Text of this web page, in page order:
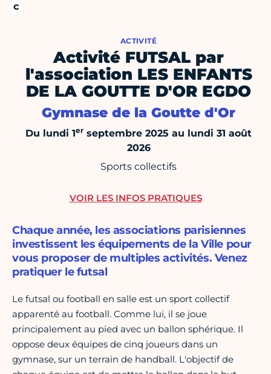
ACTIVITÉ
Activité FUTSAL par
l'association LES ENFANTS
DE LA GOUTTE D'OR EGDO
Gymnase de la Goutte d'Or
Du lundi 1er septembre 2025 au lundi 31 août
2026
Sports collectifs
Chaque année, les associations parisiennes
investissent les équipements de la Ville pour
vous proposer de multiples activités. Venez
pratiquer le futsal
Le futsal ou football en salle est un sport collectif
apparenté au football. Comme lui, il se joue
principalement au pied avec un ballon sphérique. Il
oppose deux équipes de cinq joueurs dans un
gymnase, sur un terrain de handball. L'objectif de
VOIR LES INFOS PRATIQUES